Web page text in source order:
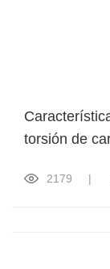
torsión de
2179 |